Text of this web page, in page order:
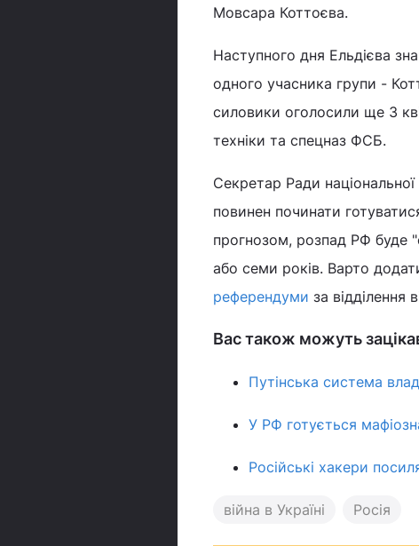
Мовсара Коттоєва.
Наступного дня Ельдієва
одного учасника групи -
силовики оголосили ще 3
техніки та спецназ ФСБ.
Секретар Ради
повинен починати
прогнозом, розпад РФ буде
або семи років. Варто
референдуми за відділення
Вас також можуть
Путінська система
У РФ готується
Російські хакери
війна в Україні Росія